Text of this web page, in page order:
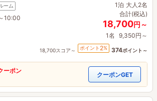
ーム
10:00
1泊 大人2名
合計(税込)
18,700円～
1名 9,350円～
18,700スコア～ ポイント 2% 374ポイント～
ーポン
クーポンGET